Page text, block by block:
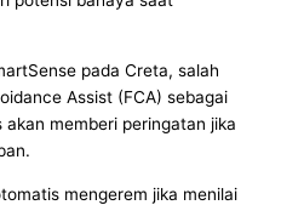
pada Creta, salah
Assist (FCA) sebagai
memberi peringatan jika
mengerem jika menilai